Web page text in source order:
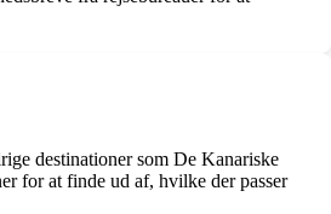
destinationer som De Kanariske
for at finde ud af, hvilke der passer